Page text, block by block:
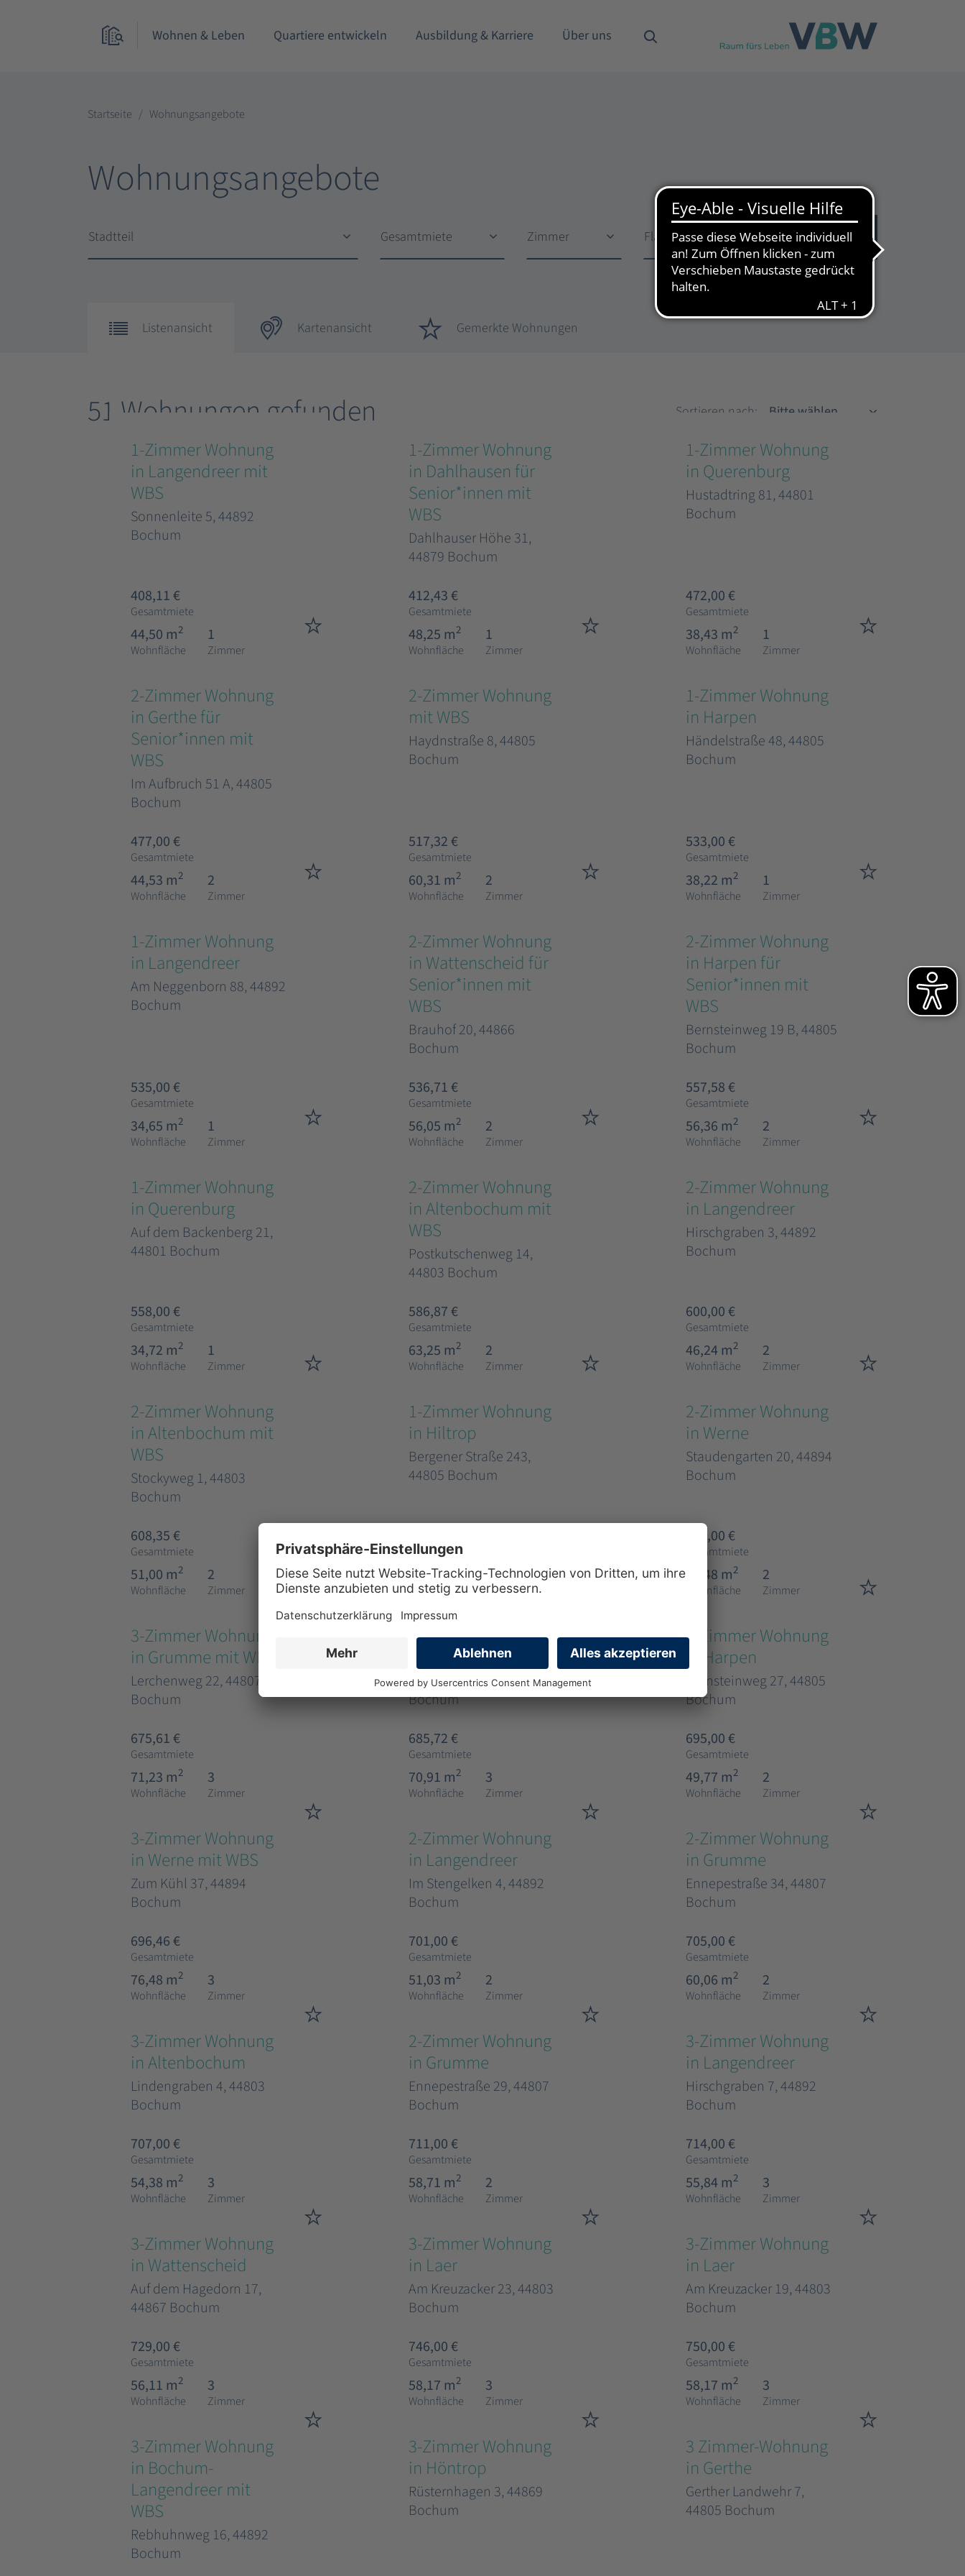
Wohnen & Leben Quartiere entwickeln Ausbildung & Karriere Über uns
Startseite Wohnungsangebote
Wohnungsangebote
Stadtteil Gesamtmiete Zimmer
Fläche
Fläche 51Treffer
Listenansicht Kartenansicht Gemerkte Wohnungen
51 Wohnungen gefunden Sortieren nach:
1-Zimmer Wohnung
in Langendreer mit
WBS
Sonnenleite 5, 44892
Bochum
408,11 €
Gesamtmiete
44,50 m2
Wohnfläche
1
Zimmer
1-Zimmer Wohnung
in Dahlhausen für
Senior*innen mit
WBS
Dahlhauser Höhe 31,
44879 Bochum
412,43 €
Gesamtmiete
48,25 m2
Wohnfläche
1
Zimmer
1-Zimmer Wohnung
in Querenburg
Hustadtring 81, 44801
Bochum
472,00 €
Gesamtmiete
38,43 m2
Wohnfläche
1
Zimmer
2-Zimmer Wohnung
in Gerthe für
Senior*innen mit
WBS
Im Aufbruch 51 A, 44805
Bochum
477,00 €
Gesamtmiete
44,53 m2
Wohnfläche
2
Zimmer
2-Zimmer Wohnung
mit WBS
Haydnstraße 8, 44805
Bochum
517,32 €
Gesamtmiete
60,31 m2
Wohnfläche
2
Zimmer
1-Zimmer Wohnung
in Harpen
Händelstraße 48, 44805
Bochum
533,00 €
Gesamtmiete
38,22 m2
Wohnfläche
1
Zimmer
1-Zimmer Wohnung
in Langendreer
Am Neggenborn 88, 44892
Bochum
535,00 €
Gesamtmiete
34,65 m2
Wohnfläche
1
Zimmer
2-Zimmer Wohnung
in Wattenscheid für
Senior*innen mit
WBS
Brauhof 20, 44866
Bochum
536,71 €
Gesamtmiete
56,05 m2
Wohnfläche
2
Zimmer
2-Zimmer Wohnung
in Harpen für
Senior*innen mit
WBS
Bernsteinweg 19 B, 44805
Bochum
557,58 €
Gesamtmiete
56,36 m2
Wohnfläche
2
Zimmer
1-Zimmer Wohnung
in Querenburg
Auf dem Backenberg 21,
44801 Bochum
558,00 €
Gesamtmiete
34,72 m2
Wohnfläche
1
Zimmer
2-Zimmer Wohnung
in Altenbochum mit
WBS
Postkutschenweg 14,
44803 Bochum
586,87 €
Gesamtmiete
63,25 m2
Wohnfläche
2
Zimmer
2-Zimmer Wohnung
in Langendreer
Hirschgraben 3, 44892
Bochum
600,00 €
Gesamtmiete
46,24 m2
Wohnfläche
2
Zimmer
2-Zimmer Wohnung
in Altenbochum mit
WBS
Stockyweg 1, 44803
Bochum
608,35 €
Gesamtmiete
51,00 m2
Wohnfläche
2
Zimmer
1-Zimmer Wohnung
in Hiltrop
Bergener Straße 243,
44805 Bochum
Gesamtmiete
47,96 m2
Wohnfläche
1
Zimmer
2-Zimmer Wohnung
in Werne
Staudengarten 20, 44894
Bochum
653,00 €
Gesamtmiete
50,48 m2
Wohnfläche
2
Zimmer
3-Zimmer Wohnung
in Grumme mit WBS
Lerchenweg 22, 44807
Bochum
675,61 €
Gesamtmiete
71,23 m2
Wohnfläche
3
Zimmer
3-Zimmer Wohnung
in Höntrop mit WBS
Schlehenweg 12, 44869
Bochum
685,72 €
Gesamtmiete
70,91 m2
Wohnfläche
3
Zimmer
2-Zimmer Wohnung
in Harpen
Bernsteinweg 27, 44805
Bochum
695,00 €
Gesamtmiete
49,77 m2
Wohnfläche
2
Zimmer
3-Zimmer Wohnung
in Werne mit WBS
Zum Kühl 37, 44894
Bochum
696,46 €
Gesamtmiete
76,48 m2
Wohnfläche
3
Zimmer
2-Zimmer Wohnung
in Langendreer
Im Stengelken 4, 44892
Bochum
701,00 €
Gesamtmiete
51,03 m2
Wohnfläche
2
Zimmer
2-Zimmer Wohnung
in Grumme
Ennepestraße 34, 44807
Bochum
705,00 €
Gesamtmiete
60,06 m2
Wohnfläche
2
Zimmer
3-Zimmer Wohnung
in Altenbochum
Lindengraben 4, 44803
Bochum
707,00 €
Gesamtmiete
54,38 m2
Wohnfläche
3
Zimmer
2-Zimmer Wohnung
in Grumme
Ennepestraße 29, 44807
Bochum
711,00 €
Gesamtmiete
58,71 m2
Wohnfläche
2
Zimmer
3-Zimmer Wohnung
in Langendreer
Hirschgraben 7, 44892
Bochum
714,00 €
Gesamtmiete
55,84 m2
Wohnfläche
3
Zimmer
3-Zimmer Wohnung
in Wattenscheid
Auf dem Hagedorn 17,
44867 Bochum
729,00 €
Gesamtmiete
56,11 m2
Wohnfläche
3
Zimmer
3-Zimmer Wohnung
in Laer
Am Kreuzacker 23, 44803
Bochum
746,00 €
Gesamtmiete
58,17 m2
Wohnfläche
3
Zimmer
3-Zimmer Wohnung
in Laer
Am Kreuzacker 19, 44803
Bochum
750,00 €
Gesamtmiete
58,17 m2
Wohnfläche
3
Zimmer
3-Zimmer Wohnung
in Bochum-
Langendreer mit
WBS
Rebhuhnweg 16, 44892
Bochum
3-Zimmer Wohnung
in Höntrop
Rüsternhagen 3, 44869
Bochum
3 Zimmer-Wohnung
in Gerthe
Gerther Landwehr 7,
44805 Bochum